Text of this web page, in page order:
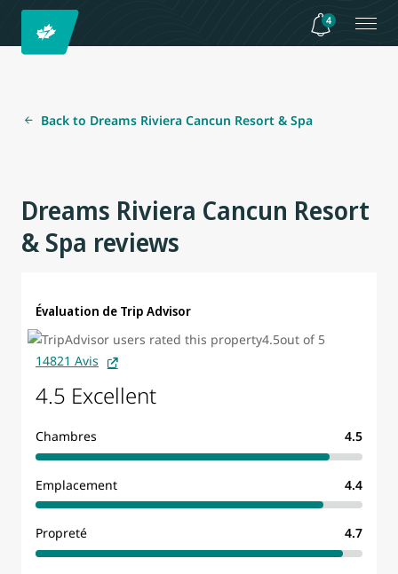
4
Back to Dreams Riviera Cancun Resort & Spa
Dreams Riviera Cancun Resort
& Spa reviews
Évaluation de Trip Advisor
14821 Avis
4.5 Excellent
Chambres 4.5
Emplacement 4.4
Propreté 4.7